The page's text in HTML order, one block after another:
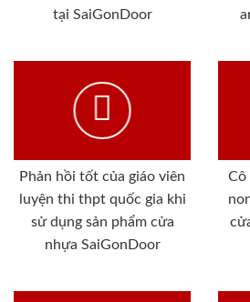
tại SaiGonDoor
Phản hồi tốt của giáo viên
luyện thi thpt quốc gia khi
sử dụng sản phẩm cửa
nhựa SaiGonDoor
Cô